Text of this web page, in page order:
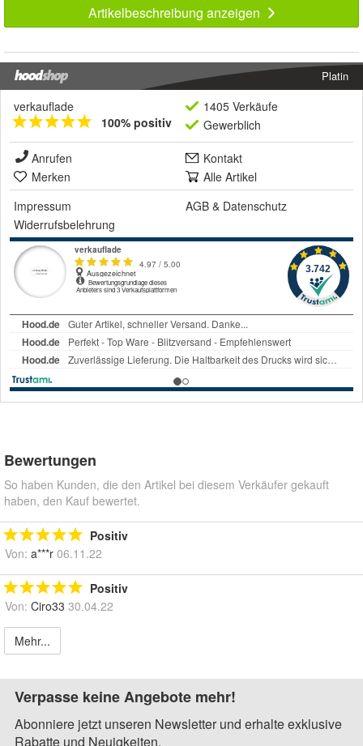
Artikelbeschreibung anzeigen
Platin
verkauflade
100% positiv
1405 Verkäufe
Gewerblich
Anrufen
Kontakt
Merken
Alle Artikel
Impressum
AGB & Datenschutz
Widerrufsbelehrung
Bewertungen
So haben Kunden, die den Artikel bei diesem Verkäufer gekauft
haben, den Kauf bewertet.
Positiv
Von: a***r 06.11.22
Positiv
Von: Ciro33 30.04.22
Mehr...
Verpasse keine Angebote mehr!
Abonniere jetzt unseren Newsletter und erhalte exklusive
Rabatte und Neuigkeiten.